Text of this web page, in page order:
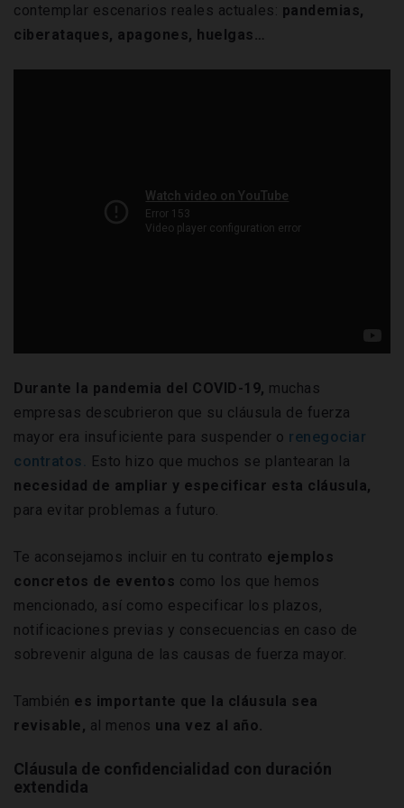
contemplar escenarios reales actuales: pandemias,
ciberataques, apagones, huelgas…
Durante la pandemia del COVID-19, muchas
empresas descubrieron que su cláusula de fuerza
mayor era insuficiente para suspender o renegociar
contratos. Esto hizo que muchos se plantearan la
necesidad de ampliar y especificar esta cláusula,
para evitar problemas a futuro.
Te aconsejamos incluir en tu contrato ejemplos
concretos de eventos como los que hemos
mencionado, así como especificar los plazos,
notificaciones previas y consecuencias en caso de
sobrevenir alguna de las causas de fuerza mayor.
También es importante que la cláusula sea
revisable, al menos una vez al año.
Cláusula de confidencialidad con duración
extendida